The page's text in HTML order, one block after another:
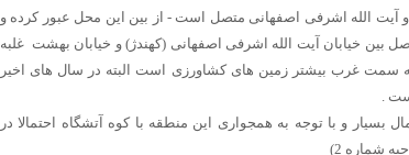
و آیت الله اشرفی اصفهانی متصل است - از بین این محل عبور کرده و
خیابان آیت الله اشرفی اصفهانی (کهندژ) و خیابان بهشت غلبه
سمت غرب بیشتر زمین های کشاورزی است البته در سال های اخیر
.
بسیار و با توجه به همجواری این منطقه با کوه آتشگاه احتمالا در
شماره 2)